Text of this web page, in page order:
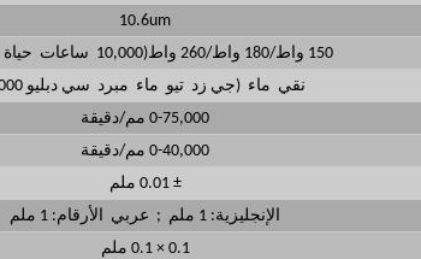
10.6um
150 واط/180 واط/260 واط(10,000 ساعات حياة وقت)
نقي ماء (جي زد تيو ماء مبرد سي دبليو 5000)
0-75,000 مم/دقيقة
0-40,000 مم/دقيقة
± 0.01 ملم
الإنجليزية: 1 ملم ; عربي الأرقام: 1 ملم
0.1 × 0.1 ملم